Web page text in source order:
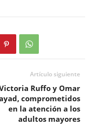
Artículo siguiente
Ruffo y Omar
comprometidos
en la atención a los
adultos mayores